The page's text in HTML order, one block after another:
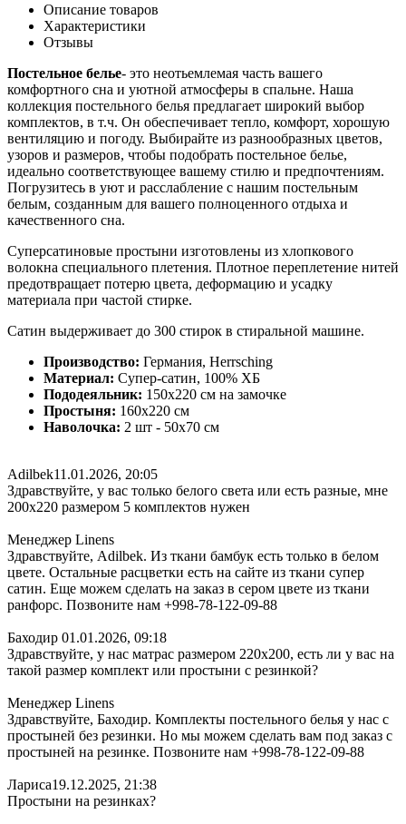
Описание товаров
Характеристики
Отзывы
Постельное белье- это неотьемлемая часть вашего
комфортного сна и уютной атмосферы в спальне. Наша
коллекция постельного белья предлагает широкий выбор
комплектов, в т.ч. Он обеспечивает тепло, комфорт, хорошую
вентиляцию и погоду. Выбирайте из разнообразных цветов,
узоров и размеров, чтобы подобрать постельное белье,
идеально соответствующее вашему стилю и предпочтениям.
Погрузитесь в уют и расслабление с нашим постельным
белым, созданным для вашего полноценного отдыха и
качественного сна.
Суперсатиновые простыни изготовлены из хлопкового
волокна специального плетения. Плотное переплетение нитей
предотвращает потерю цвета, деформацию и усадку
материала при частой стирке.
Сатин выдерживает до 300 стирок в стиральной машине.
Производство: Германия, Herrsching
Материал: Супер-сатин, 100% ХБ
Пододеяльник: 150х220 см на замочке
Простыня: 160х220 см
Наволочка: 2 шт - 50x70 см
Adilbek11.01.2026, 20:05
Здравствуйте, у вас только белого света или есть разные, мне
200х220 размером 5 комплектов нужен
Менеджер Linens
Здравствуйте, Adilbek. Из ткани бамбук есть только в белом
цвете. Остальные расцветки есть на сайте из ткани супер
сатин. Еще можем сделать на заказ в сером цвете из ткани
ранфорс. Позвоните нам +998-78-122-09-88
Баходир 01.01.2026, 09:18
Здравствуйте, у нас матрас размером 220х200, есть ли у вас на
такой размер комплект или простыни с резинкой?
Менеджер Linens
Здравствуйте, Баходир. Комплекты постельного белья у нас с
простыней без резинки. Но мы можем сделать вам под заказ с
простыней на резинке. Позвоните нам +998-78-122-09-88
Лариса19.12.2025, 21:38
Простыни на резинках?